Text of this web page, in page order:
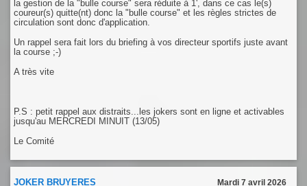
la gestion de la "bulle course" sera réduite à 1', dans ce cas le(s)
coureur(s) quitte(nt) donc la "bulle course" et les règles strictes de
circulation sont donc d'application.
Un rappel sera fait lors du briefing à vos directeur sportifs juste avant
la course ;-)
A très vite
P.S : petit rappel aux distraits...les jokers sont en ligne et activables
jusqu'au MERCREDI MINUIT (13/05)
Le Comité
JOKER BRUYERES Mardi 7 avril 2026